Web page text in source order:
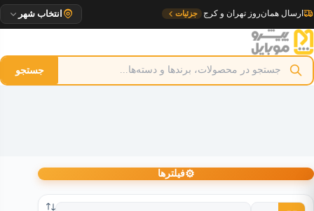
به
محتوا
انتخاب شهر ارسال همان‌روز تهران و کرج جزئیات
جستجو
⚙فیلترها